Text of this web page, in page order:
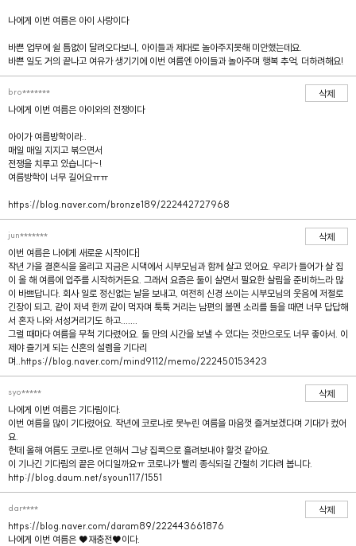
나에게 이번 여름은 아이 사랑이다
바쁜 업무에 쉴 틈없이 달려오다보니, 아이들과 제대로 놀아주지못해 미안했는데요.
바쁜 일도 거의 끝나고 여유가 생기기에 이번 여름엔 아이들과 놀아주며 행복 추억, 더하려해요!
bro*******
삭제
나에게 이번 여름은 아이와의 전쟁이다
아이가 여름방학이라..
매일 매일 지지고 볶으면서
전쟁을 치루고 있습니다~!
여름방학이 너무 길어요ㅠㅠ
https://blog.naver.com/bronze189/222442727968
jun*******
삭제
이번 여름은 나에게 새로운 시작이다]
작년 가을 결혼식을 올리고 지금은 시댁에서 시부모님과 함께 살고 있어요. 우리가 들어가 살 집
이 올 해 여름에 입주를 시작하거든요. 그래서 요즘은 둘이 살면서 필요한 살림을 준비하느라 많
이 바쁘답니다. 회사 일로 정신없는 날을 보내고, 여전히 신경 쓰이는 시부모님의 웃음에 저절로
긴장이 되고, 같이 저녁 한끼 같이 먹자며 툭툭 거리는 남편의 볼멘 소리를 들을 때면 너무 답답해
서 혼자 나와 서성거리기도 하고.......
그럴 때마다 여름을 무척 기다렸어요. 둘 만의 시간을 보낼 수 있다는 것만으로도 너무 좋아서. 이
제야 즐기게 되는 신혼의 설렘을 기다리
며..https://blog.naver.com/mind9112/memo/222450153423
syo*****
삭제
나에게 이번 여름은 기다림이다.
이번 여름을 많이 기다렸어요. 작년에 코로나로 못누린 여름을 마음껏 즐겨보겠다며 기대가 컸어
요.
헌데 올해 여름도 코로나로 인해서 그냥 집콕으로 흘려보내야 할것 같아요.
이 기나긴 기다림의 끝은 어디일까요ㅠ 코로나가 빨리 종식되길 간절히 기다려 봅니다.
http://blog.daum.net/syoun117/1551
dar****
삭제
https://blog.naver.com/daram89/222443661876
나에게 이번 여름은 ♥재충전♥이다.